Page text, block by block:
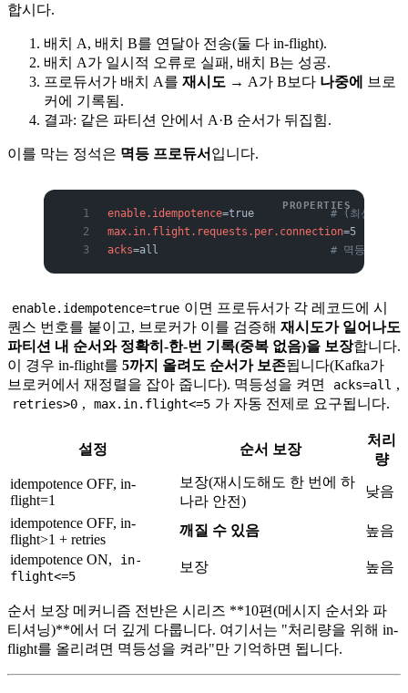
합시다.
배치 A, 배치 B를 연달아 전송(둘 다 in-flight).
배치 A가 일시적 오류로 실패, 배치 B는 성공.
프로듀서가 배치 A를 재시도 → A가 B보다 나중에
브로
커에 기록됨.
결과: 같은 파티션 안에서 A·B 순서가 뒤집힘.
이를 막는 정석은 멱등 프로듀서 입니다.
enable.idempotence=true # (최신 기본
max.in.flight.requests.per.connection=5
acks=all # 멱등성의 전
enable.idempotence=true 이면 프로듀서가 각 레코드에 시
퀀스 번호를 붙이고, 브로커가 이를 검증해 재시도가 일어나도
파티션 내 순서와 정확히-한-번 기록(중복 없음)을 보장합니다.
이 경우 in-flight를 5까지 올려도 순서가 보존됩니다(Kafka가
브로커에서 재정렬을 잡아 줍니다). 멱등성을 켜면
acks=all ,
retries>0 , max.in.flight<=5 가 자동 전제로 요구됩니다.
설정 순서 보장
처리
량
idempotence OFF, in-
flight=1
보장(재시도해도 한 번에 하
나라 안전)
낮음
idempotence OFF, in-
flight>1 + retries
깨질 수 있음
높음
idempotence ON,
in-
flight<=5
보장 높음
순서 보장 메커니즘 전반은 시리즈 **10편(메시지 순서와 파
티셔닝)**에서 더 깊게 다룹니다. 여기서는 "처리량을 위해 in-
flight를 올리려면 멱등성을 켜라"만 기억하면 됩니다.